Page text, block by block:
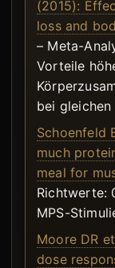
(2015):
loss and
– Meta-
Vorteile
bei
Schoenfeld
much
meal for
Richtwerte:
MPS-
Moore DR
dose